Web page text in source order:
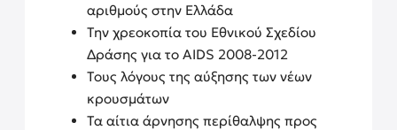
αριθμούς στην Ελλάδα
Την χρεοκοπία του Εθνικού Σχεδίου
Δράσης για το AIDS 2008-2012
Τους λόγους της αύξησης των νέων
κρουσμάτων
Τα αίτια άρνησης περίθαλψης προς